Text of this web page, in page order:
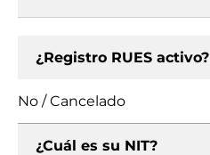
¿Registro RUES activo?
No / Cancelado
¿Cuál es su NIT?